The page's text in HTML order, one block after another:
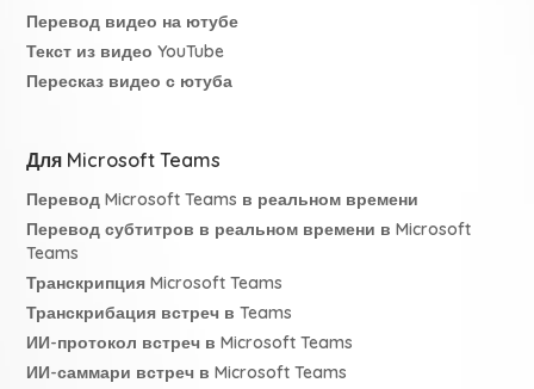
Перевод видео на ютубе
Текст из видео YouTube
Пересказ видео с ютуба
Для Microsoft Teams
Перевод Microsoft Teams в реальном времени
Перевод субтитров в реальном времени в Microsoft
Teams
Транскрипция Microsoft Teams
Транскрибация встреч в Teams
ИИ-протокол встреч в Microsoft Teams
ИИ-саммари встреч в Microsoft Teams